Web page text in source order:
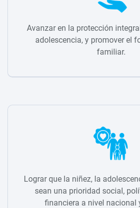
Avanzar en la protección
adolescencia, y promover el
familiar.
Lograr que la niñez, la
sean una prioridad social,
financiera a nivel nacional